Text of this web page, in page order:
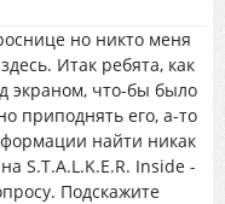
но никто меня
Итак ребята, как
экраном, что-бы было
приподнять его, а-то
найти никак
S.T.A.L.K.E.R. Inside -
Подскажите